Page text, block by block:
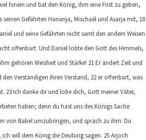
hinein und bat den König, ihm eine Frist zu geben,
Gefährten Hananja, Mischaël und Asarja mit, 18
und seine Gefährten nicht samt den andern Weisen
offenbart. Und Daniel lobte den Gott des Himmels,
gehören Weisheit und Stärke! 21 Er ändert Zeit und
Verständigen ihren Verstand, 22 er offenbart, was
23 Ich danke dir und lobe dich, Gott meiner Väter,
haben; denn du hast uns des Königs Sache
von Babel umzubringen, und sprach zu ihm: Du
will dem König die Deutung sagen. 25 Arjoch